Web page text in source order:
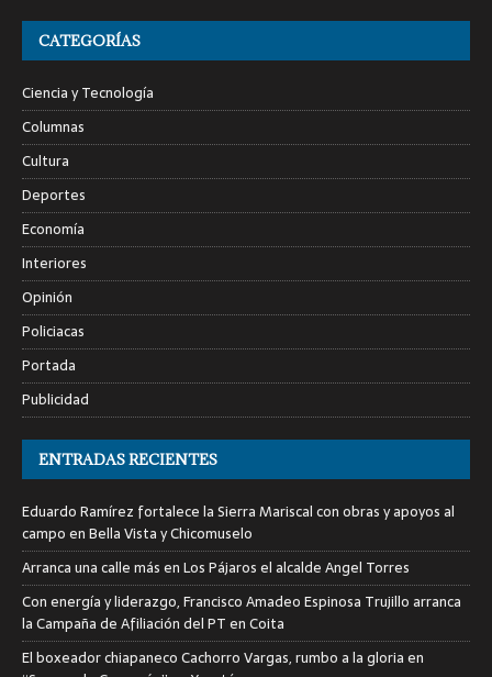
CATEGORÍAS
Ciencia y Tecnología
Columnas
Cultura
Deportes
Economía
Interiores
Opinión
Policiacas
Portada
Publicidad
ENTRADAS RECIENTES
Eduardo Ramírez fortalece la Sierra Mariscal con obras y apoyos al
campo en Bella Vista y Chicomuselo
Arranca una calle más en Los Pájaros el alcalde Angel Torres
Con energía y liderazgo, Francisco Amadeo Espinosa Trujillo arranca
la Campaña de Afiliación del PT en Coita
El boxeador chiapaneco Cachorro Vargas, rumbo a la gloria en